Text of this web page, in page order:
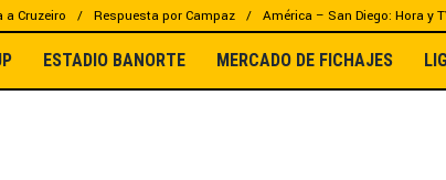
a Cruzeiro Respuesta por Campaz América – San Diego: Hora y
ESTADIO BANORTE MERCADO DE FICHAJES